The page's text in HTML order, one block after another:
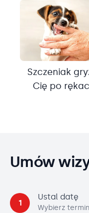
Szczeniak
Cię po
Umów
1
Ustal datę
Wybierz